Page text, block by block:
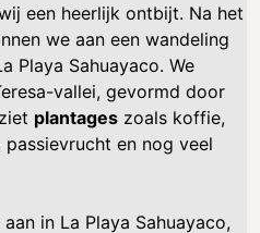
een heerlijk ontbijt. Na het
we aan een wandeling
Playa Sahuayaco. We
vallei, gevormd door
plantages zoals koffie,
passievrucht en nog veel
in La Playa Sahuayaco,